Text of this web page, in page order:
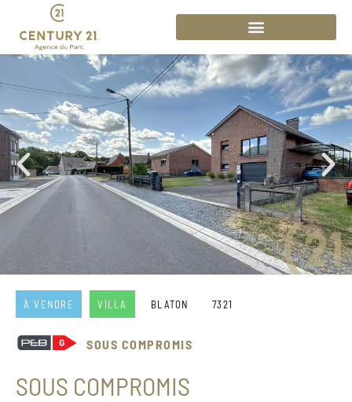
À VENDRE VILLA BLATON 7321
SOUS COMPROMIS
SOUS COMPROMIS